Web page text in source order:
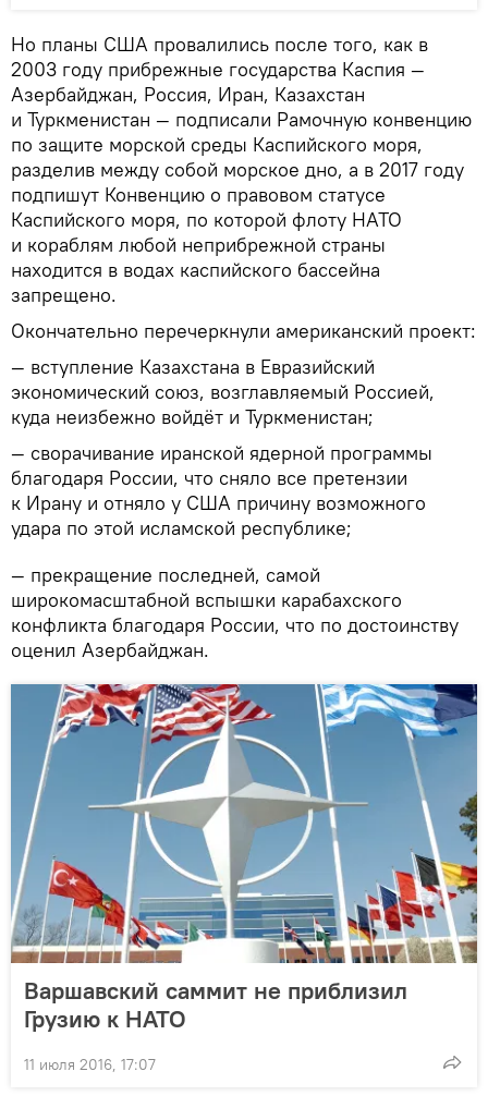
Но планы США провалились после того, как в
2003 году прибрежные государства Каспия —
Азербайджан, Россия, Иран, Казахстан
и Туркменистан — подписали Рамочную конвенцию
по защите морской среды Каспийского моря,
разделив между собой морское дно, а в 2017 году
подпишут Конвенцию о правовом статусе
Каспийского моря, по которой флоту НАТО
и кораблям любой неприбрежной страны
находится в водах каспийского бассейна
запрещено.
Окончательно перечеркнули американский проект:
— вступление Казахстана в Евразийский
экономический союз, возглавляемый Россией,
куда неизбежно войдёт и Туркменистан;
— сворачивание иранской ядерной программы
благодаря России, что сняло все претензии
к Ирану и отняло у США причину возможного
удара по этой исламской республике;
— прекращение последней, самой
широкомасштабной вспышки карабахского
конфликта благодаря России, что по достоинству
оценил Азербайджан.
Варшавский саммит не приблизил
Грузию к НАТО
11 июля 2016, 17:07